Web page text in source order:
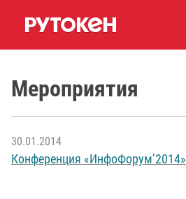
Мероприятия
30.01.2014
Конференция «ИнфоФорум’2014»